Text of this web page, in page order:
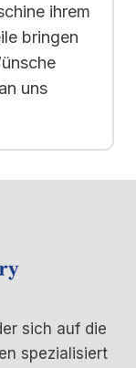
ihrem
bringen
uns
sich auf die
spezialisiert